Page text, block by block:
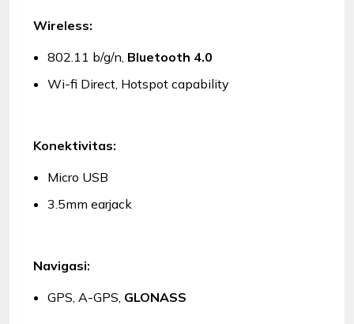
Wireless:
802.11 b/g/n, Bluetooth 4.0
Wi-fi Direct, Hotspot capability
Konektivitas:
Micro USB
3.5mm earjack
Navigasi:
GPS, A-GPS, GLONASS